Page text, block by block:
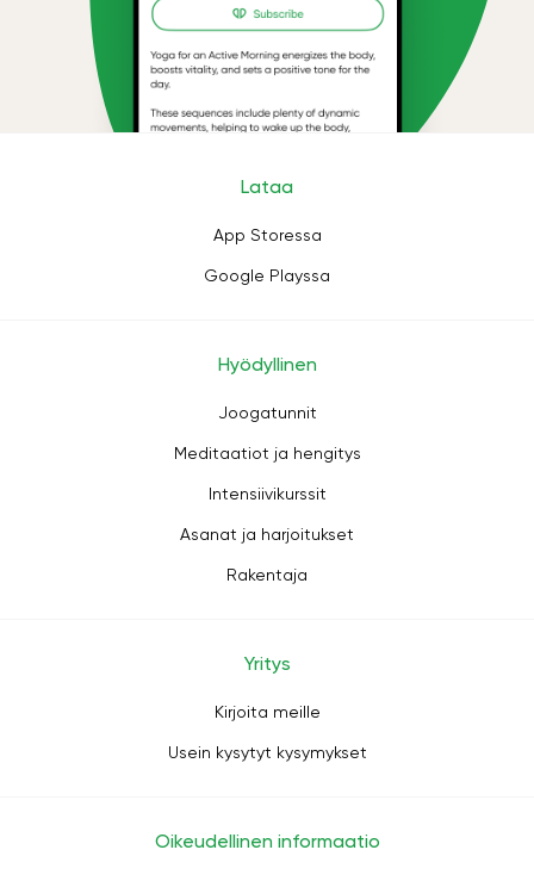
Lataa
App Storessa
Google Playssa
Hyödyllinen
Joogatunnit
Meditaatiot ja hengitys
Intensiivikurssit
Asanat ja harjoitukset
Rakentaja
Yritys
Kirjoita meille
Usein kysytyt kysymykset
Oikeudellinen informaatio